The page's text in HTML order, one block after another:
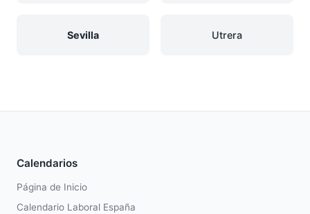
Sevilla Utrera
Calendarios
Página de Inicio
Calendario Laboral España